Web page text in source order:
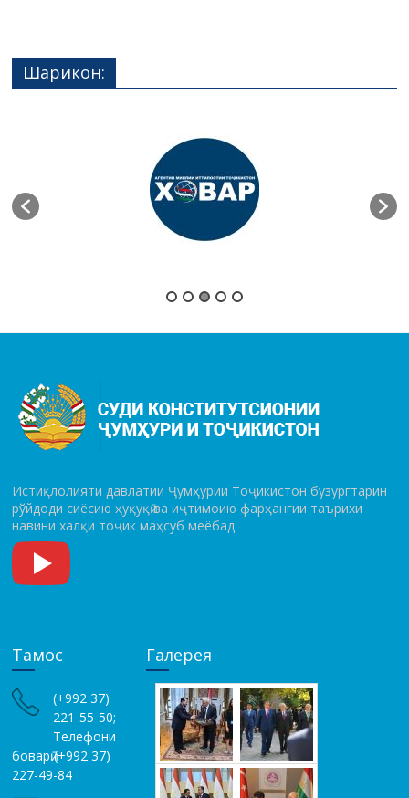
Шарикон:
Истиқлолияти давлатии Ҷумҳурии Тоҷикистон бузургтарин
рўй­до­ди сиёсию ҳуқуқӣ ва иҷтимоию фарҳангии таърихи
навини халқи тоҷик маҳсуб меёбад.
Тамос
(+992 37)
221-55-50;
Телефони
боварӣ (+992 37)
227-49-84
Галерея